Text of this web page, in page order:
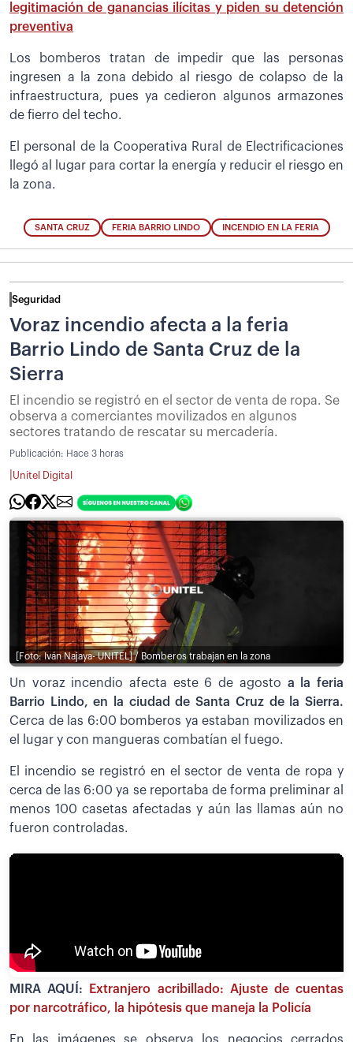
legitimación de ganancias ilícitas y piden su detención
preventiva
Los bomberos tratan de impedir que las personas
ingresen a la zona debido al riesgo de colapso de la
infraestructura, pues ya cedieron algunos armazones
de fierro del techo.
El personal de la Cooperativa Rural de Electrificaciones
llegó al lugar para cortar la energía y reducir el riesgo en
la zona.
SANTA CRUZ FERIA BARRIO LINDO INCENDIO EN LA FERIA
Seguridad
Voraz incendio afecta a la feria
Barrio Lindo de Santa Cruz de la
Sierra
El incendio se registró en el sector de venta de ropa. Se
observa a comerciantes movilizados en algunos
sectores tratando de rescatar su mercadería.
Publicación: Hace 3 horas
Unitel Digital
[Foto: Iván Najaya- UNITEL] / Bomberos trabajan en la zona
Un voraz incendio afecta este 6 de agosto a la feria
Barrio Lindo, en la ciudad de Santa Cruz de la Sierra.
Cerca de las 6:00 bomberos ya estaban movilizados en
el lugar y con mangueras combatían el fuego.
El incendio se registró en el sector de venta de ropa y
cerca de las 6:00 ya se reportaba de forma preliminar al
menos 100 casetas afectadas y aún las llamas aún no
fueron controladas.
MIRA AQUÍ:
Extranjero acribillado: Ajuste de cuentas
por narcotráfico, la hipótesis que maneja la Policía
En las imágenes se observa los negocios cerrados